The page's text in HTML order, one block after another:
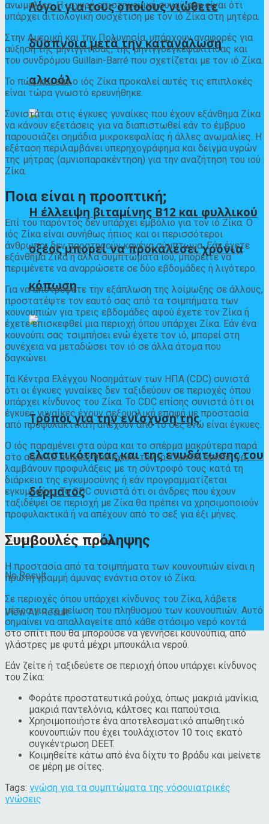
Λόγοι για τους οποίους νιώθετε
δύσπνοια μετά την κατανάλωση
αλκοόλ
Η έλλειψη βιταμίνης Β12 και φυλλικού
οξέος μπορεί να προκαλέσει χρόνια
κόπωση
Τρόποι για την ενίσχυση της
ελαστικότητας και της ενυδάτωσης του
δέρματος
No Result
View All Result
ανωμαλίες. Η ισχυρή επιστημονική συναίνεση είναι ότι
υπάρχει αιτιολογική συσχέτιση με τον ιό Ζίκα στη μητέρα.
Στην Αμερική και την Πολυνησία, υπάρχουν αναφορές για
αύξηση της μηνιγγίτιδας, της μηνιγγοεγκεφαλίτιδας και
του συνδρόμου Guillain-Barré που σχετίζεται με τον ιό Ζίκα.
Το πώς και εάν ο ιός Ζίκα προκαλεί αυτές τις επιπλοκές
είναι τώρα γνωστό ερευνήθηκε.
Συνιστάται στις έγκυες γυναίκες που έχουν εξάνθημα Ζίκα
να κάνουν εξετάσεις για να διαπιστωθεί εάν το έμβρυο
παρουσιάζει σημάδια μικροκεφαλίας ή άλλες ανωμαλίες. Η
εξέταση περιλαμβάνει υπερηχογράφημα και δείγμα υγρών
της μήτρας (αμνιοπαρακέντηση) για την αναζήτηση του ιού
Ζίκα.
Ποια είναι η προοπτική;
Επί του παρόντος δεν υπάρχει εμβόλιο για τον ιό Ζίκα. Ο
ιός Ζίκα είναι συνήθως ήπιος και οι περισσότεροι
άνθρωποι δεν παρατηρούν κανένα σύμπτωμα. Εάν έχετε
εξάνθημα Ζίκα ή άλλα συμπτώματα ιού, μπορείτε να
περιμένετε να αναρρώσετε σε δύο εβδομάδες ή λιγότερο.
Για να αποτρέψετε την εξάπλωση της λοίμωξης σε άλλους,
προστατέψτε τον εαυτό σας από τα τσιμπήματα των
κουνουπιών για τρεις εβδομάδες αφού έχετε τον Ζίκα ή
έχετε επισκεφθεί μια περιοχή όπου υπάρχει Ζίκα. Εάν ένα
κουνούπι σας τσιμπήσει ενώ έχετε τον ιό, μπορεί στη
συνέχεια να μεταδώσει τον ιό σε άλλα άτομα που
δαγκώνει.
Τα Κέντρα Ελέγχου Νοσημάτων των ΗΠΑ (CDC) συνιστά
ότι οι έγκυες γυναίκες δεν ταξιδεύουν σε περιοχές όπου
υπάρχει κίνδυνος του Ζίκα. Το CDC επίσης συνιστά ότι οι
έγκυες γυναίκες έχουν σεξουαλική επαφή με προστασία
από προφυλακτικά ή απέχουν από το σεξ ενώ είναι έγκυες.
Ο ιός παραμένει στα ούρα και το σπέρμα μακρύτερα παρά
στο αίμα. Οι άνδρες που έχουν τον ιό Ζίκα θα πρέπει να
λαμβάνουν προφυλάξεις με τη σύντροφό τους κατά τη
διάρκεια της εγκυμοσύνης ή εάν προγραμματίζεται
εγκυμοσύνη. Το CDC συνιστά ότι οι άνδρες που έχουν
ταξιδέψει σε περιοχή με Ζίκα θα πρέπει να χρησιμοποιούν
προφυλακτικά ή να απέχουν από το σεξ για έξι μήνες.
Συμβουλές πρόληψης
Η προστασία από τα τσιμπήματα των κουνουπιών είναι η
πρώτη γραμμή άμυνας ενάντια στον ιό Ζίκα.
Σε περιοχές όπου υπάρχει κίνδυνος του Ζίκα, λάβετε
μέτρα για τη μείωση του πληθυσμού των κουνουπιών. Αυτό
σημαίνει να απαλλαγείτε από κάθε στάσιμο νερό κοντά
στο σπίτι που θα μπορούσε να γεννήσει κουνούπια, από
γλάστρες με φυτά μέχρι μπουκάλια νερού.
Εάν ζείτε ή ταξιδεύετε σε περιοχή όπου υπάρχει κίνδυνος
του Ζίκα:
Φοράτε προστατευτικά ρούχα, όπως μακριά μανίκια,
μακριά παντελόνια, κάλτσες και παπούτσια.
Χρησιμοποιήστε ένα αποτελεσματικό απωθητικό
κουνουπιών που έχει τουλάχιστον 10 τοις εκατό
συγκέντρωση DEET.
Κοιμηθείτε κάτω από ένα δίχτυ το βράδυ και μείνετε
σε μέρη με σίτες.
Tags: γνώση για τα συμπτώματα της νόσουιατρικές
γνώσεις